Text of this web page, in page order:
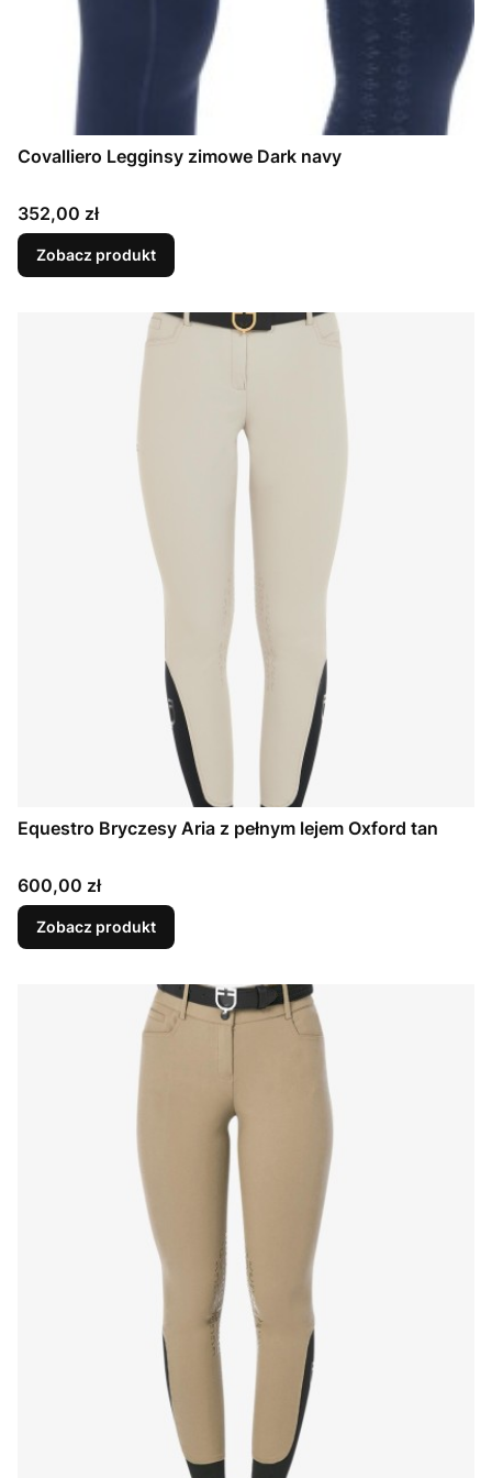
Covalliero Legginsy zimowe Dark navy
Cena
352,00 zł
Zobacz produkt
Equestro Bryczesy Aria z pełnym lejem Oxford tan
Cena
600,00 zł
Zobacz produkt